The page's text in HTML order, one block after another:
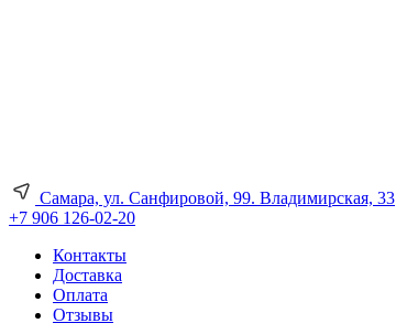
Самара, ул. Санфировой, 99. Владимирская, 33
+7 906 126-02-20
Контакты
Доставка
Оплата
Отзывы